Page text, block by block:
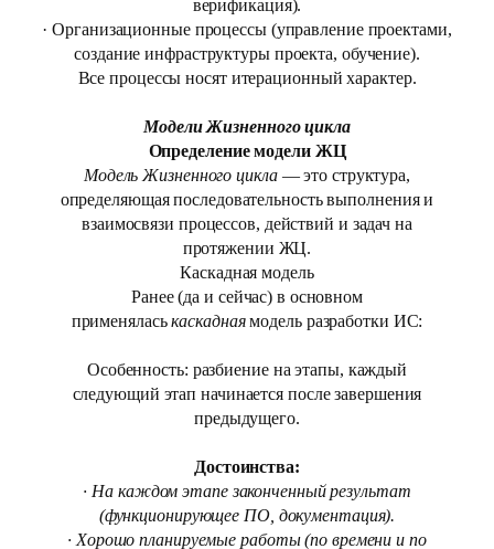
верификация).
· Организационные процессы (управление проектами,
создание инфраструктуры проекта, обучение).
Все процессы носят итерационный характер.
Модели Жизненного цикла
Определение модели ЖЦ
Модель Жизненного цикла— это структура,
определяющая последовательность выполнения и
взаимосвязи процессов, действий и задач на
протяжении ЖЦ.
Каскадная модель
Ранее (да и сейчас) в основном
применяласькаскаднаямодель разработки ИС:
Особенность: разбиение на этапы, каждый
следующий этап начинается после завершения
предыдущего.
Достоинства:
· На каждом этапе законченный результат
(функционирующее ПО, документация).
· Хорошо планируемые работы (по времени и по